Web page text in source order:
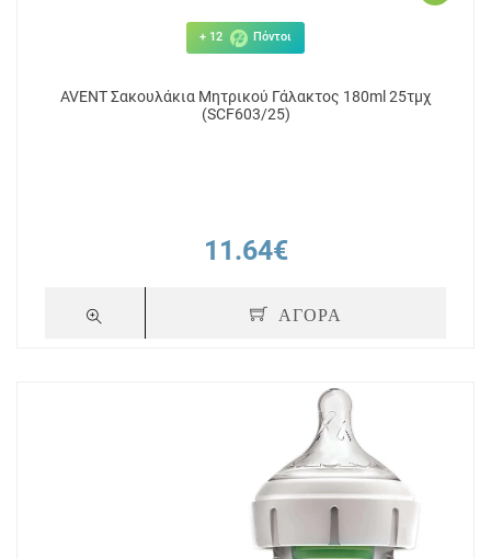
+ 12 Πόντοι
AVENT Σακουλάκια Μητρικού Γάλακτος 180ml 25τμχ
(SCF603/25)
11.64€
ΑΓΟΡΑ